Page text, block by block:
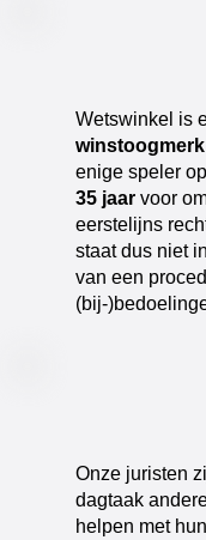
​Wetswinkel is
winstoogmerk
enige speler
35 jaarvoor
eerstelijns
staat dus niet
van een
(bij-
​Onze juristen
dagtaak
helpen met hun